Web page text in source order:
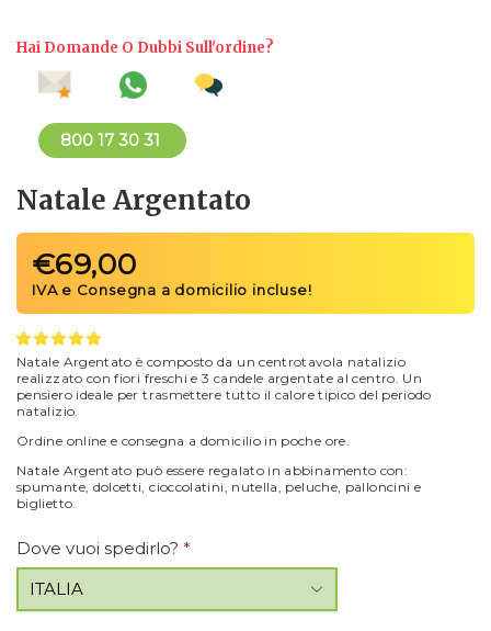
Hai Domande O Dubbi Sull'ordine?
800 17 30 31
Natale Argentato
€69,00
Natale Argentato è composto da un centrotavola natalizio
realizzato con fiori freschi e 3 candele argentate al centro. Un
pensiero ideale per trasmettere tutto il calore tipico del periodo
natalizio.
Ordine online e consegna a domicilio in poche ore.
Natale Argentato può essere regalato in abbinamento con:
spumante, dolcetti, cioccolatini, nutella, peluche, palloncini e
biglietto.
Dove vuoi spedirlo? *